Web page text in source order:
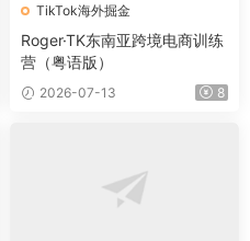
TikTok海外掘金
Roger·TK东南亚跨境电商训练
营（粤语版）
2026-07-13 8